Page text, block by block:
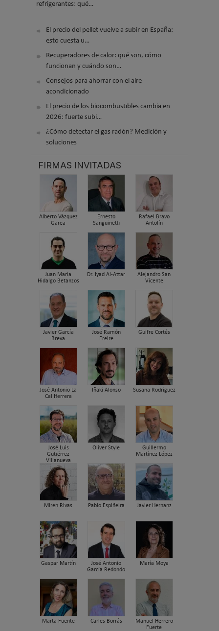
refrigerantes: qué…
El precio del pellet vuelve a subir en España:
esto cuesta u…
Recuperadores de calor: qué son, cómo
funcionan y cuándo son…
Consejos para ahorrar con el aire
acondicionado
El precio de los biocombustibles cambia en
2026: fuerte subi…
¿Cómo detectar el gas radón? Medición y
soluciones
FIRMAS INVITADAS
Alberto Vázquez
Garea
Ernesto
Sanguinetti
Rafael Bravo
Antolín
Juan María
Hidalgo Betanzos
Dr. Iyad Al-Attar
Alejandro San
Vicente
Javier García
Breva
José Ramón
Freire
Guifre Cortés
José Antonio La
Cal Herrera
Iñaki Alonso Susana Rodriguez
José Luis
Gutiérrez
Villanueva
Oliver Style
Guillermo
Martínez López
Miren Rivas Pablo Espiñeira Javier Hernanz
Gaspar Martín
José Antonio
García Redondo
María Moya
Marta Fuente Carles Borrás
Manuel Herrero
Fuerte